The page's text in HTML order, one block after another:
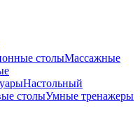
столыМассажные
Настольный
столыУмные тренажеры